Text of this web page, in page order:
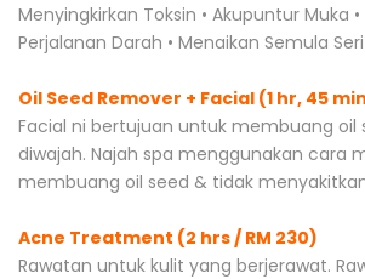
Menyingkirkan Toksin • Akupuntur Muka
Perjalanan Darah • Menaikan Semula
Oil Seed Remover + Facial (1 hr, 45
Facial ni bertujuan untuk membuang oil
diwajah. Najah spa menggunakan cara
membuang oil seed & tidak
Acne Treatment (2 hrs / RM 230)
Rawatan untuk kulit yang berjerawat.